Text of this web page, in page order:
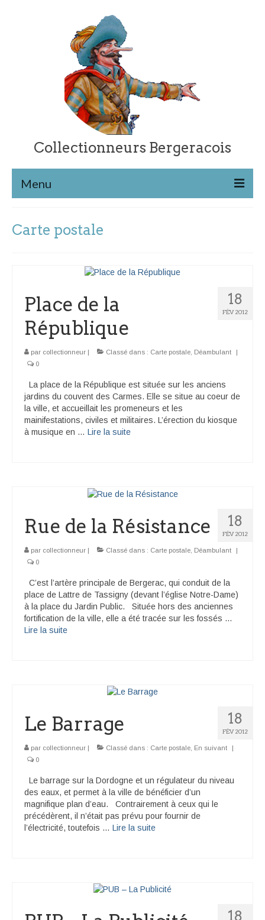
Collectionneurs Bergeracois
Menu
Retour à l’accueil
Catégories de cartes
Activité
En suivant
Carte postale
18
FÉV 2012
Place de la
République
par collectionneur Classé dans : Carte postale Déambulant
0
La place de la République est située sur les anciens
jardins du couvent des Carmes. Elle se situe au coeur de
la ville, et accueillait les promeneurs et les
mainifestations, civiles et militaires. L’érection du kiosque
à musique en … Lire la suite­­
18
FÉV 2012
Rue de la Résistance
par collectionneur | Classé dans : Carte postale Déambulant
|
0
C’est l’artère principale de Bergerac, qui conduit de la
place de Lattre de Tassigny (devant l’église Notre-Dame)
à la place du Jardin Public. Située hors des anciennes
fortification de la ville, elle a été tracée sur les fossés …
Lire la suite­­
18
FÉV 2012
Le Barrage
par collectionneur | Classé dans : Carte postale En suivant
|
0
Le barrage sur la Dordogne et un régulateur du niveau
des eaux, et permet à la ville de bénéficier d’un
magnifique plan d’eau. Contrairement à ceux qui le
précédèrent, il n’était pas prévu pour fournir de
l’électricité, toutefois … Lire la suite­­
18